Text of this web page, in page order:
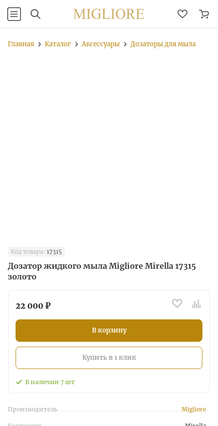
Главная Каталог Аксессуары Дозаторы для мыла
Код товара: 17315
Дозатор жидкого мыла Migliore Mirella 17315
золото
22 000 ₽
В корзину
Купить в 1 клик
В наличии 7 шт
Производитель Migliore